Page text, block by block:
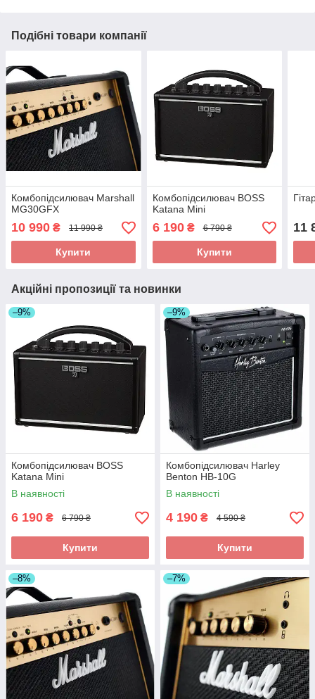
Подібні товари компанії
Комбопідсилювач Marshall
MG30GFX
10 990 ₴ 11 990 ₴
Купити
Комбопідсилювач BOSS
Katana Mini
6 190₴ 6 790 ₴
Купити
11
Акційні пропозиції та новинки
–9%
Комбопідсилювач BOSS
Katana Mini
В наявності
6 190 ₴ 6 790 ₴
Купити
–9%
Комбопідсилювач Harley
Benton HB-10G
В наявності
4 190 ₴ 4 590 ₴
Купити
–8% –7%